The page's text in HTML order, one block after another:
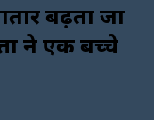
बढ़ता जा
ने एक बच्चे